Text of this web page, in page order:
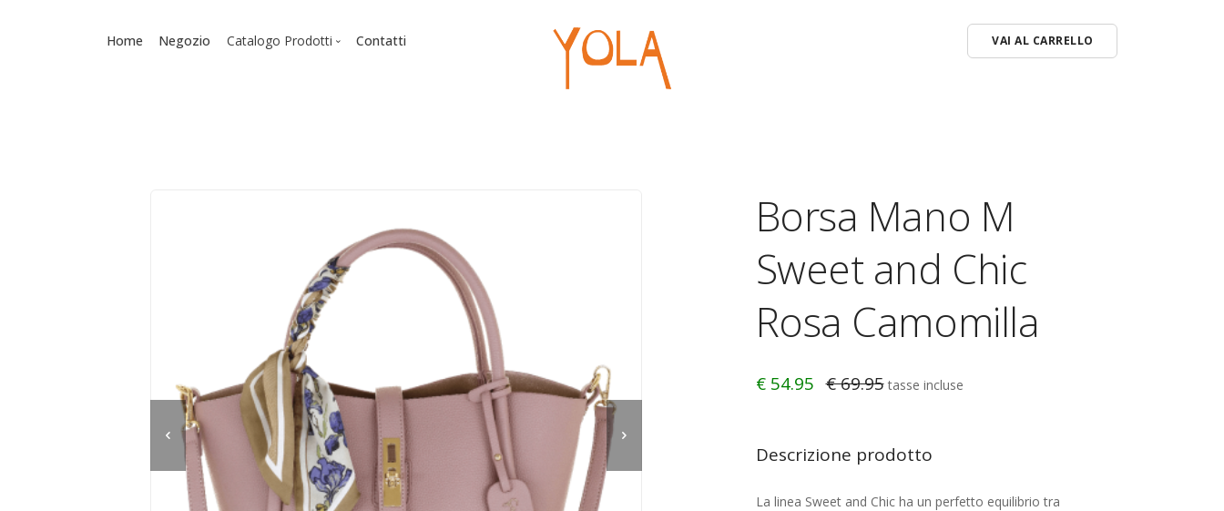
Home Negozio Catalogo Prodotti
Articoli Vari
Contatti VAI AL CARRELLO
Borsa Mano M
Sweet and Chic
Rosa Camomilla
€ 54.95 € 69.95tasse incluse
Descrizione prodotto
La linea Sweet and Chic ha un perfetto equilibrio tra